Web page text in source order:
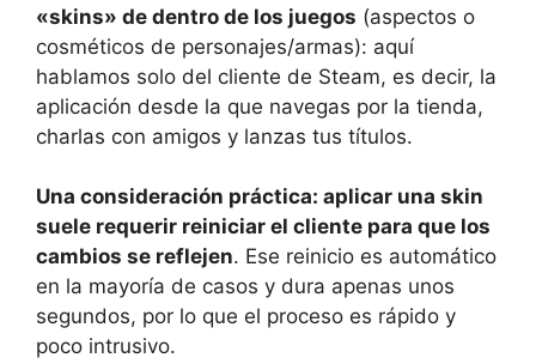
«skins» de dentro de los juegos (aspectos o
cosméticos de personajes/armas): aquí
hablamos solo del cliente de Steam, es decir, la
aplicación desde la que navegas por la tienda,
charlas con amigos y lanzas tus títulos.
Una consideración práctica: aplicar una skin
suele requerir reiniciar el cliente para que los
cambios se reflejen. Ese reinicio es automático
en la mayoría de casos y dura apenas unos
segundos, por lo que el proceso es rápido y
poco intrusivo.